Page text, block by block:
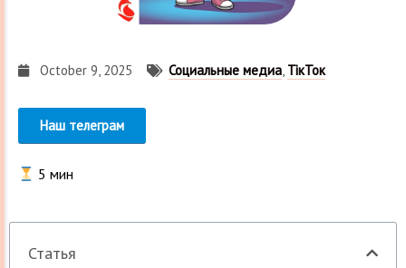
October 9, 2025 Социальные медиа ТікТок
Наш телеграм
5 мин
Статья